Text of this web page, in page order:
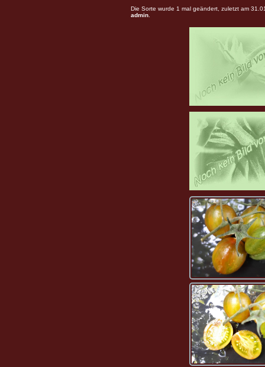
Die Sorte wurde 1 mal geändert, zuletzt am
admin